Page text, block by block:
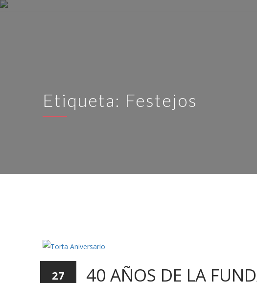
Etiqueta: Festejos
40 AÑOS DE LA
27